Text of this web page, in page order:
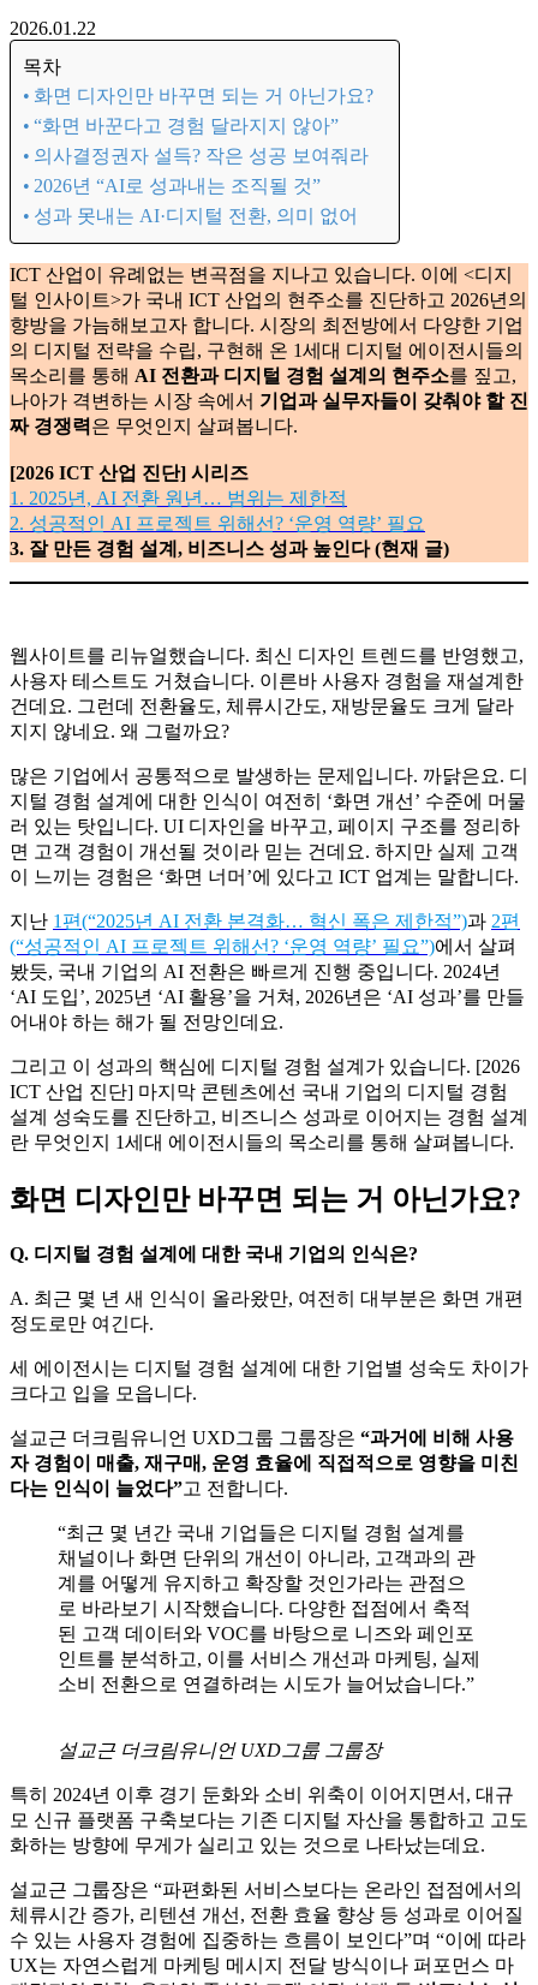
디지털 경험 설계 인식, 여전히 ‘UI 개선’
수준에 머물러 [2026 ICT 산업 진단 ③]
성과 나는 경험 설계 비밀, ‘화면 뒤’에 있다
2026.01.22
목차
화면 디자인만 바꾸면 되는 거 아닌가요?
“화면 바꾼다고 경험 달라지지 않아”
의사결정권자 설득? 작은 성공 보여줘라
2026년 “AI로 성과내는 조직될 것”
성과 못내는 AI·디지털 전환, 의미 없어
ICT 산업이 유례없는 변곡점을 지나고 있습니다. 이에 <디지
털 인사이트>가 국내 ICT 산업의 현주소를 진단하고 2026년의
의 디지털 전략을 수립, 구현해 온 1세대 디지털 에이전시들의
목소리를 통해AI 전환과 디지털 경험 설계의 현주소
나아가 격변하는 시장 속에서기업과 실무자들이 갖춰야 할 진
짜 경쟁력 은 무엇인지 살펴봅니다.
2. 성공적인 AI 프로젝트 위해선? ‘운영 역량’ 필요
3. 잘 만든 경험 설계, 비즈니스 성과 높인다 (현재 글)
웹사이트를 리뉴얼했습니다. 최신 디자인 트렌드를 반영했고,
사용자 테스트도 거쳤습니다. 이른바 사용자 경험을 재설계한
건데요. 그런데 전환율도, 체류시간도, 재방문율도 크게 달라
지지 않네요. 왜 그럴까요?
지털 경험 설계에 대한 인식이 여전히 ‘화면 개선’ 수준에 머물
러 있는 탓입니다. UI 디자인을 바꾸고, 페이지 구조를 정리하
면 고객 경험이 개선될 것이라 믿는 건데요. 하지만 실제 고객
이 느끼는 경험은 ‘화면 너머’에 있다고 ICT 업계는 말합니다.
(“성공적인 AI 프로젝트 위해선? ‘운영 역량’ 필요”)에서 살펴
봤듯, 국내 기업의 AI 전환은 빠르게 진행 중입니다. 2024년
‘AI 도입’, 2025년 ‘AI 활용’을 거쳐, 2026년은 ‘AI 성과’를 만들
어내야 하는 해가 될 전망인데요.
그리고 이 성과의 핵심에 디지털 경험 설계가 있습니다. [2026
ICT 산업 진단] 마지막 콘텐츠에선 국내 기업의 디지털 경험
설계 성숙도를 진단하고, 비즈니스 성과로 이어지는 경험 설계
란 무엇인지 1세대 에이전시들의 목소리를 통해 살펴봅니다.
화면 디자인만 바꾸면 되는 거 아닌가요?
Q. 디지털 경험 설계에 대한 국내 기업의 인식은?
정도로만 여긴다.
세 에이전시는 디지털 경험 설계에 대한 기업별 성숙도 차이가
설교근 더크림유니언 UXD그룹 그룹장은“과거에 비해 사용
자 경험이 매출, 재구매, 운영 효율에 직접적으로 영향을 미친
다는 인식이 늘었다”고 전합니다.
“최근 몇 년간 국내 기업들은 디지털 경험 설계를
채널이나 화면 단위의 개선이 아니라, 고객과의 관
된 고객 데이터와 VOC를 바탕으로 니즈와 페인포
인트를 분석하고, 이를 서비스 개선과 마케팅, 실제
소비 전환으로 연결하려는 시도가 늘어났습니다.”
특히 2024년 이후 경기 둔화와 소비 위축이 이어지면서, 대규
모 신규 플랫폼 구축보다는 기존 디지털 자산을 통합하고 고도
화하는 방향에 무게가 실리고 있는 것으로 나타났는데요.